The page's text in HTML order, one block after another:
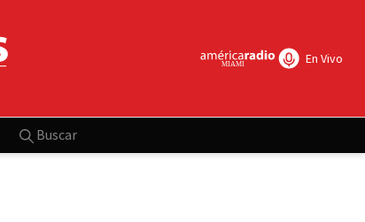
En Vivo
Buscar